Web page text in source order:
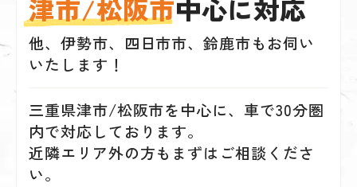
津市/松阪市中心に対応
他、伊勢市、四日市市、鈴鹿市もお伺い
いたします！
三重県津市/松阪市を中心に、車で30分圏
内で対応しております。
近隣エリア外の方もまずはご相談くださ
い。